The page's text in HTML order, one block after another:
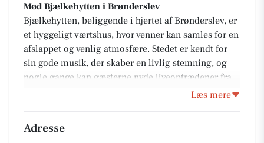
Mød Bjælkehytten i Brønderslev
Bjælkehytten, beliggende i hjertet af Brønderslev, er
et hyggeligt værtshus, hvor venner kan samles for en
afslappet og venlig atmosfære. Stedet er kendt for
sin gode musik, der skaber en livlig stemning, og
nogle gange kan gæsterne nyde liveoptrædener fra
kunstnere. Uanset om man ønsker en stille aften
Læs mere
Adresse